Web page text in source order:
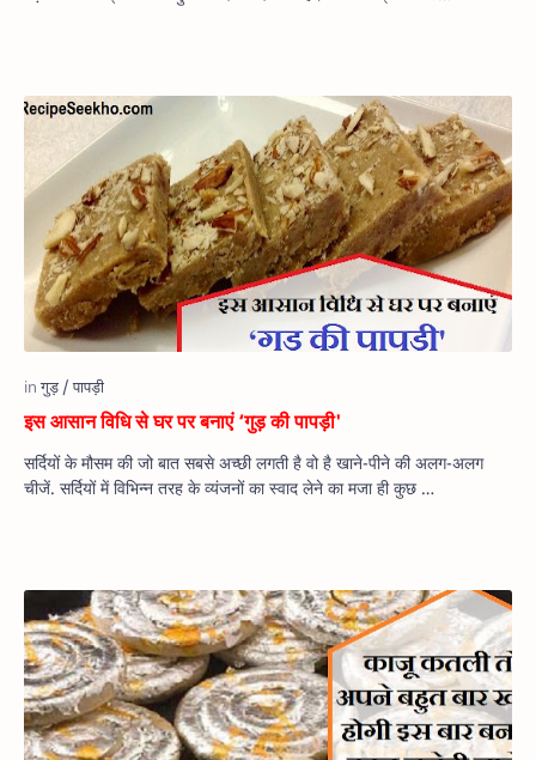
इस आसान विधि से घर पर बनाएं ‘गुड़ की पापड़ी'
सर्दियों के मौसम की जो बात सबसे अच्छी लगती है वो है खाने-पीने की अलग-अलग
चीजें. सर्दियों में विभिन्न तरह के व्यंजनों का स्वाद लेने का मजा ही कुछ …